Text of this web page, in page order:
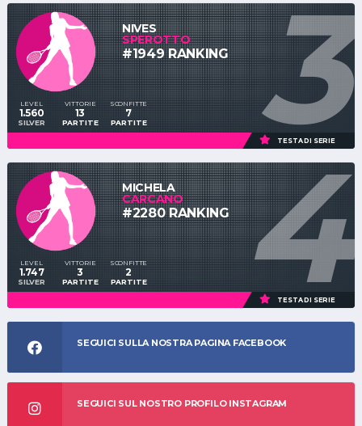
3
NIVES
SPEROTTO
#1949 RANKING
LEVEL
1.560
SILVER
VITTORIE
13
PARTITE
SCONFITTE
7
PARTITE
TESTA DI SERIE
4
MICHELA
CARCANO
#2280 RANKING
LEVEL
1.747
SILVER
VITTORIE
3
PARTITE
SCONFITTE
2
PARTITE
TESTA DI SERIE
SEGUICI SULLA NOSTRA PAGINA FACEBOOK
SEGUICI SUL NOSTRO PROFILO INSTAGRAM